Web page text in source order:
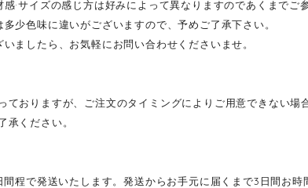
·サイズの感じ方は好みによって異なりますのであくまでご
少色味に違いがございますので、予めご了承下さい。
ましたら、お気軽にお問い合わせくださいませ。
ておりますが、ご注文のタイミングによりご用意できない
承ください。
間程で発送いたします。発送からお手元に届くまで3日間お